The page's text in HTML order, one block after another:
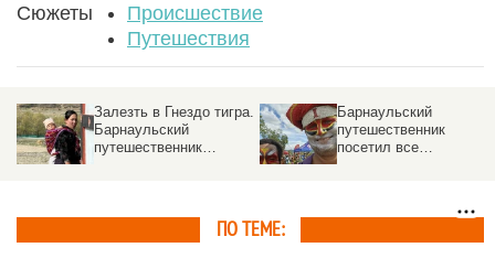
Сюжеты
Происшествие
Путешествия
Залезть в Гнездо тигра.
Барнаульский
путешественник
Барнаульский
путешественник
посетил все
ПО ТЕМЕ: